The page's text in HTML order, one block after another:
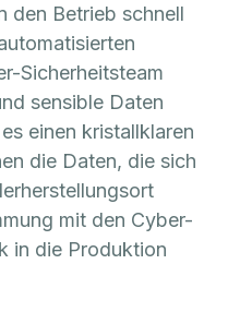
den Betrieb schnell
Sicherheitsteam
sensible Daten
einen kristallklaren
die Daten, die sich
mit den Cyber-
in die Produktion